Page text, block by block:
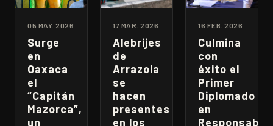
05 MAY. 2026
Surge
en
Oaxaca
el
“Capitán
Mazorca”,
un
17 MAR. 2026
Alebrijes
de
Arrazola
se
hacen
presentes
en los
16 FEB. 2026
Culmina
con
éxito el
Primer
Diplomado
en